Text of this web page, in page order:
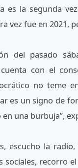
es la segunda
vez fue en 2021,
del pasado
con el
no teme
es un signo de
una burbuja”,
escucho la
sociales, recorro